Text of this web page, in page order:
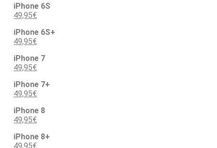
iPhone 6S
49,95€
iPhone 6S+
49,95€
iPhone 7
49,95€
iPhone 7+
49,95€
iPhone 8
49,95€
iPhone 8+
49,95€